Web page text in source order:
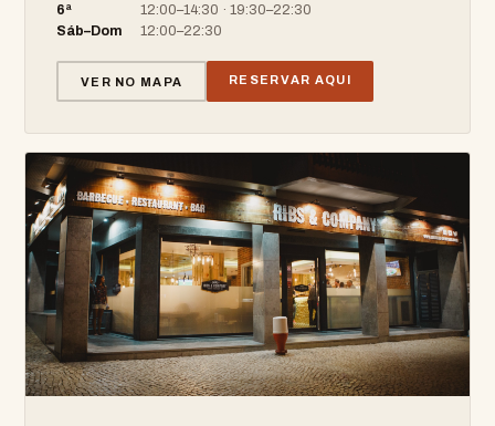
6ª
12:00–14:30 · 19:30–22:30
Sáb–Dom
12:00–22:30
VER NO MAPA RESERVAR AQUI